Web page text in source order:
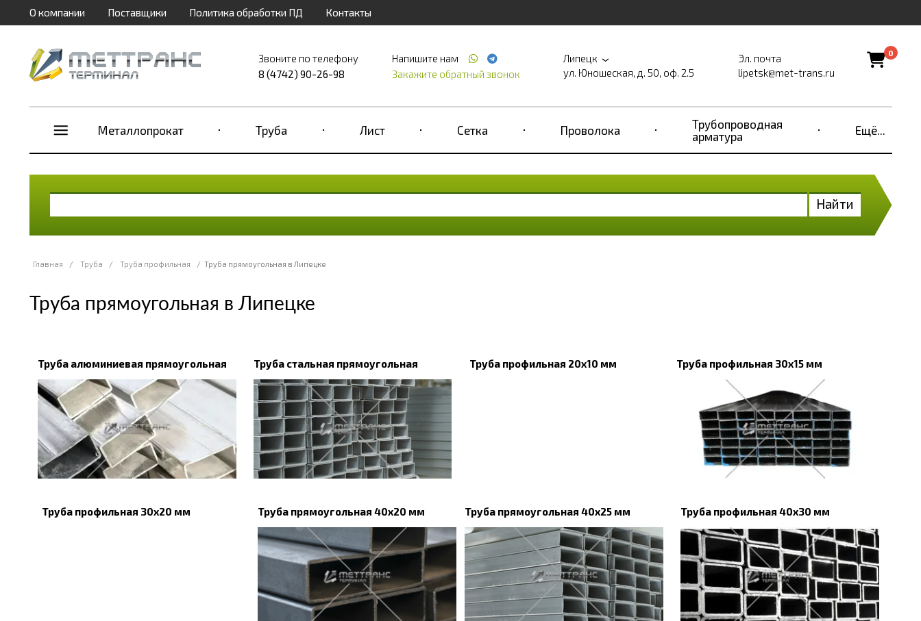
О компании Поставщики Политика обработки ПД Контакты
Звоните по телефону
8 (4742) 90-26-98
Напишите нам
Закажите обратный звонок
Липецк
ул. Юношеская, д. 50, оф. 2.5
Эл. почта
lipetsk@met-trans.ru
0
Металлопрокат Труба Лист Сетка Проволока
Трубопроводная
арматура
Ещё...
Найти
Главная / Труба / Труба профильная / Труба прямоугольная в Липецке
Труба прямоугольная в Липецке
Труба алюминиевая прямоугольная Труба стальная прямоугольная Труба профильная 20х10 мм Труба профильная 30х15 мм
Труба профильная 30х20 мм Труба прямоугольная 40х20 мм Труба прямоугольная 40х25 мм Труба профильная 40х30 мм